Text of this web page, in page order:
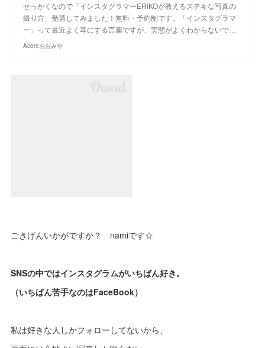
せっかくなので「インスタグラマーERIKOが教えるステキな写真の
撮り方」受講してみました！無料・予約制です。「インスタグラマ
ー」って最近よく耳にする言葉ですが、実態がよくわからないで…
Acoreおおみや
ごきげんいかがですか？ namiです☆
SNSの中ではインスタグラムがいちばん好き。
（いちばん苦手なのはFaceBook）
私は好きな人しかフォローしてないから、